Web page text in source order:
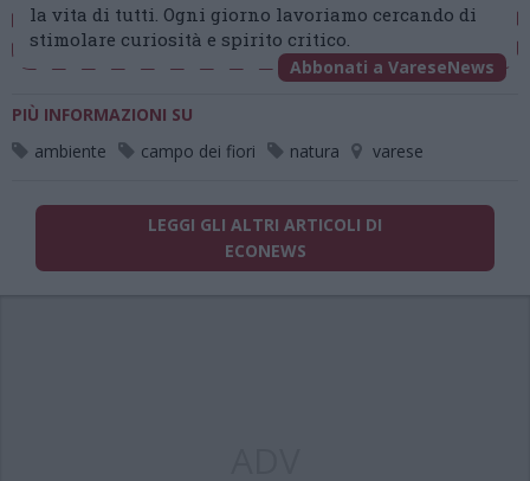
la vita di tutti. Ogni giorno lavoriamo cercando di
stimolare curiosità e spirito critico.
Abbonati a VareseNews
PIÙ INFORMAZIONI SU
ambiente
campo dei fiori natura varese
LEGGI GLI ALTRI ARTICOLI DI
ECONEWS